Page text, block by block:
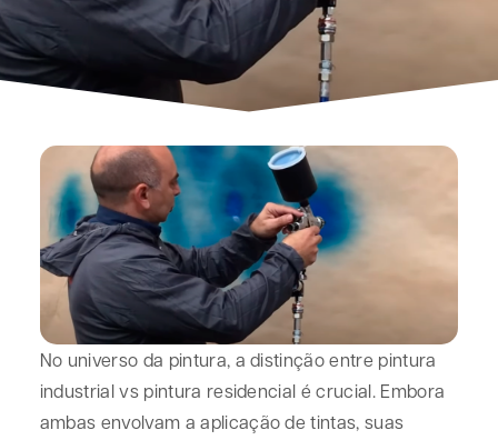
No universo da pintura, a distinção entre pintura
industrial vs pintura residencial é crucial. Embora
ambas envolvam a aplicação de tintas, suas